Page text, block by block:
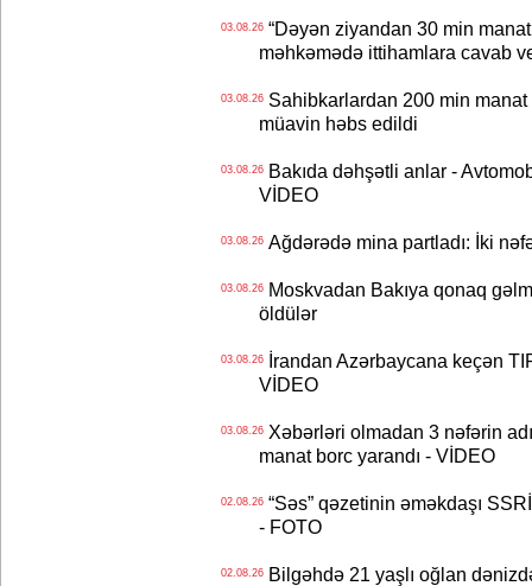
03.08.26“Dəyən ziyandan 30 min
məhkəmədə ittihamlara cavab
03.08.26Sahibkarlardan 200 min manat
müavin həbs edildi
03.08.26Bakıda dəhşətli anlar -
VİDEO
03.08.26Ağdərədə mina partladı: İki
03.08.26Moskvadan Bakıya qonaq
öldülər
03.08.26İrandan Azərbaycana keçən
VİDEO
03.08.26Xəbərləri olmadan 3 nəfərin
manat borc yarandı - VİDEO
02.08.26“Səs” qəzetinin əməkdaşı
- FOTO
02.08.26Bilgəhdə 21 yaşlı oğlan